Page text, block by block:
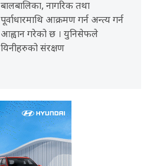
बालबालिका, नागरिक तथा
पूर्वाधारमाथि आक्रमण गर्न अन्त्य गर्न
आह्वान गरेको छ । युनिसेफले
यिनीहरुको संरक्षण